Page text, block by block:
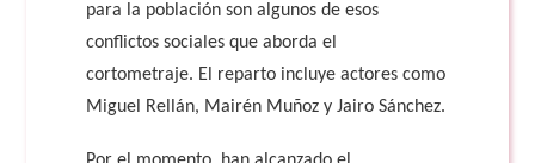
para la población son algunos de esos
conflictos sociales que aborda el
cortometraje. El reparto incluye actores como
Miguel Rellán, Mairén Muñoz y Jairo Sánchez.